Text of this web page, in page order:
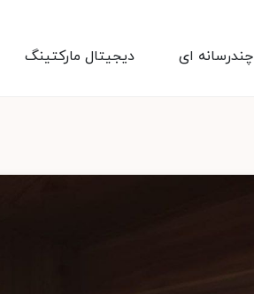
دیجیتال مارکتینگ چندرسانه ای